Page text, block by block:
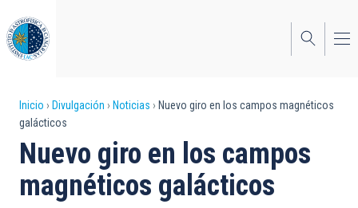
al
contenido
principal
Sobrescribir
enlaces
de
ayuda
Inicio Divulgación Noticias
Nuevo giro en los campos magnéticos
galácticos
Nuevo giro en los campos
magnéticos galácticos